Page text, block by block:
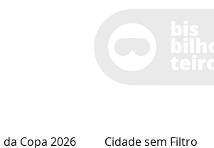
Copa 2026 Cidade sem Filtro